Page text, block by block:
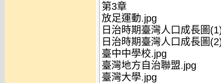
第3章
放足運動.jpg
日治時期臺灣人口成長圖
日治時期臺灣人口成長圖
臺中中學校.jpg
臺灣地方自治聯盟.jpg
臺灣大學.jpg